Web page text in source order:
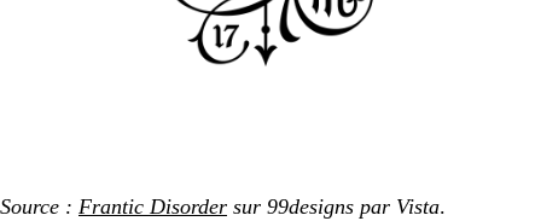
Source : Frantic Disorder sur 99designs par Vista.